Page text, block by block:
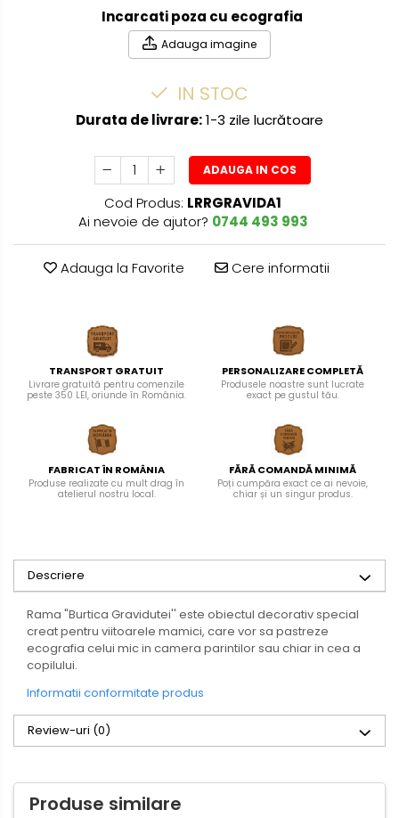
Incarcati poza cu ecografia
Adauga imagine
IN STOC
Durata de livrare:1-3 zile lucrătoare
ADAUGA IN COS
Cod Produs: LRRGRAVIDA1
Ai nevoie de ajutor? 0744 493 993
Adauga la Favorite Cere informatii
TRANSPORT GRATUIT
Livrare gratuită pentru comenzile
peste 350 LEI, oriunde în România.
PERSONALIZARE COMPLETĂ
Produsele noastre sunt lucrate
exact pe gustul tău.
FABRICAT ÎN ROMÂNIA
Produse realizate cu mult drag în
atelierul nostru local.
FĂRĂ COMANDĂ MINIMĂ
Poți cumpăra exact ce ai nevoie,
chiar și un singur produs.
Descriere
Rama "Burtica Gravidutei'' este obiectul decorativ special
creat pentru viitoarele mamici, care vor sa pastreze
ecografia celui mic in camera parintilor sau chiar in cea a
copilului.
Informatii conformitate produs
Review-uri (0)
Produse similare